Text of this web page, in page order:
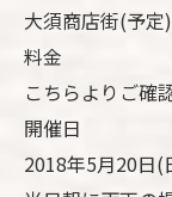
大須商店街(予定)
料金
こちらよりご確
開催日
2018年5月20日(